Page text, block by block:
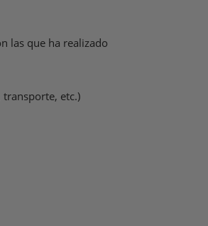
las que ha realizado
transporte, etc.)